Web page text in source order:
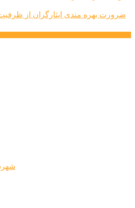
ضرورت بهره مندی ایثارگران از